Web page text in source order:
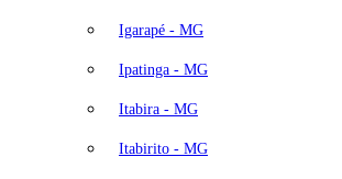
Igarapé - MG
Ipatinga - MG
Itabira - MG
Itabirito - MG